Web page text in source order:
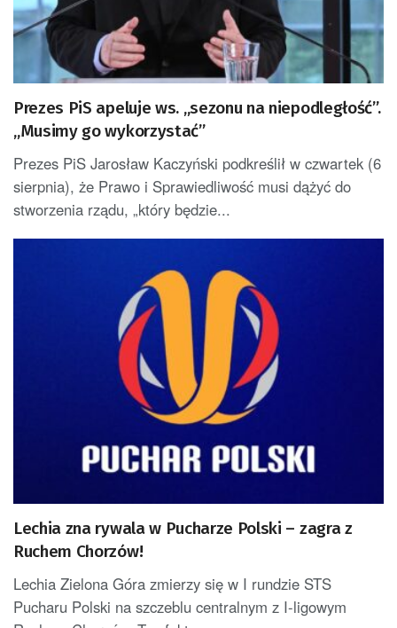
Prezes PiS apeluje ws. „sezonu na niepodległość”.
„Musimy go wykorzystać”
Prezes PiS Jarosław Kaczyński podkreślił w czwartek (6
sierpnia), że Prawo i Sprawiedliwość musi dążyć do
stworzenia rządu, „który będzie...
Lechia zna rywala w Pucharze Polski – zagra z
Ruchem Chorzów!
Lechia Zielona Góra zmierzy się w I rundzie STS
Pucharu Polski na szczeblu centralnym z I-ligowym